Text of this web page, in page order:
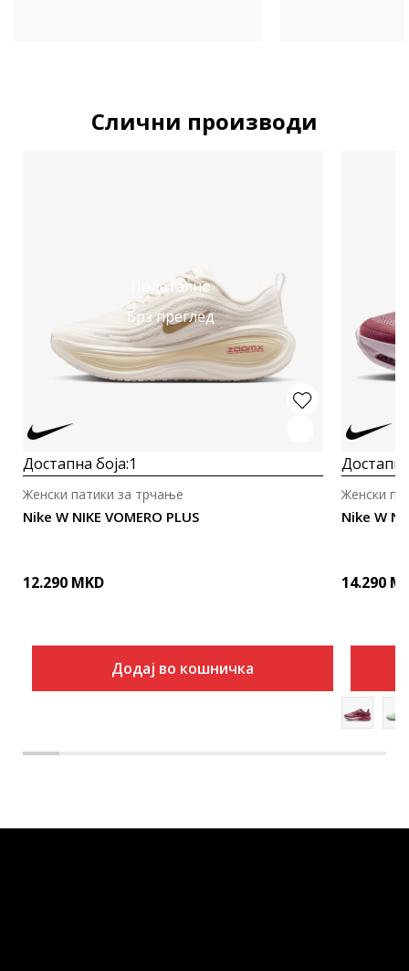
Слични производи
Подетално
Брз преглед
Достапна боја:1
Nike W NIKE VOMERO PLUS
Женски патики за трчање
12.290 MKD
Додај во кошничка
Nike W
Женски
14.290